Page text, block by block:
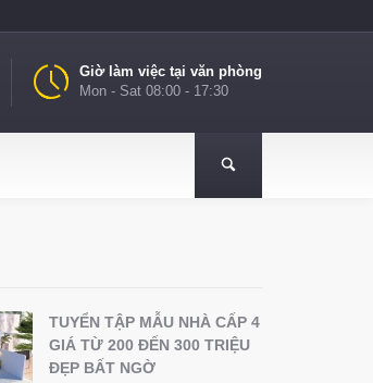
Giờ làm việc tại văn phòng
Mon - Sat 08:00 - 17:30
TUYỂN TẬP MẪU NHÀ CẤP 4
GIÁ TỪ 200 ĐẾN 300 TRIỆU
ĐẸP BẤT NGỜ